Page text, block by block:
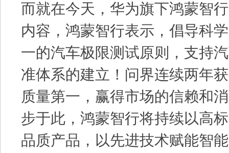
而就在今天，华为旗下鸿蒙智
内容，鸿蒙智行表示，倡导科
一的汽车极限测试原则，支持
准体系的建立！问界连续两年
质量第一，赢得市场的信赖和
步于此，鸿蒙智行将持续以高
品质产品，以先进技术赋能智